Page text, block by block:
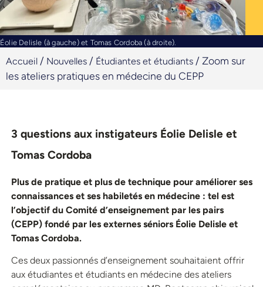
Éolie Delisle (à gauche) et Tomas Cordoba (à droite).
Accueil / Nouvelles / Étudiantes et étudiants / Zoom sur
les ateliers pratiques en médecine du CEPP
3 questions aux instigateurs Éolie Delisle et
Tomas Cordoba
Plus de pratique et plus de technique pour améliorer ses
connaissances et ses habiletés en médecine : tel est
l’objectif du Comité d’enseignement par les pairs
(CEPP) fondé par les externes séniors Éolie Delisle et
Tomas Cordoba.
Ces deux passionnés d’enseignement souhaitaient offrir
aux étudiantes et étudiants en médecine des ateliers